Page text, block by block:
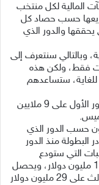
المالية لكل منتخب
والتي يتمّ توزيعها حسب حصاد كل
والدور الذي
وبالتالي سنتعرف إلى
فقط، ولكن هذه
ستساعدهم
وسيحصل كل منتخب يُغادر المسابقة منذ الدور الأول على 9 ملايين
حسب الدور الذي
البطولة منذ الدور
والمنتخبات التي ستودع
البطولة في الدور ربع النهائي ستحصل على 19 مليون دولار، ويحصل
صاحب المركز الرابع على 27 مليون دولار والثالث على 29 مليون دولار